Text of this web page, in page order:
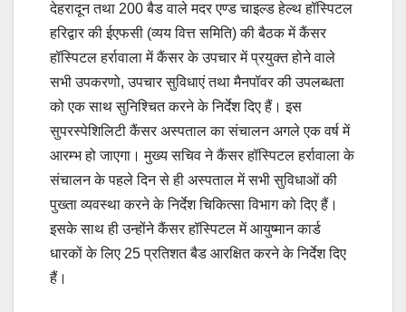
देहरादून तथा 200 बैड वाले मदर एण्ड चाइल्ड हेल्थ हॉस्पिटल
हरिद्वार की ईएफसी (व्यय वित्त समिति) की बैठक में कैंसर
हॉस्पिटल हर्रावाला में कैंसर के उपचार में प्रयुक्त होने वाले
सभी उपकरणो, उपचार सुविधाएं तथा मैनपॉवर की उपलब्धता
को एक साथ सुनिश्चित करने के निर्देश दिए हैं। इस
सुपरस्पेशिलिटी कैंसर अस्पताल का संचालन अगले एक वर्ष में
आरम्भ हो जाएगा। मुख्य सचिव ने कैंसर हॉस्पिटल हर्रावाला के
संचालन के पहले दिन से ही अस्पताल में सभी सुविधाओं की
पुख्ता व्यवस्था करने के निर्देश चिकित्सा विभाग को दिए हैं।
इसके साथ ही उन्होंने कैंसर हॉस्पिटल में आयुष्मान कार्ड
धारकों के लिए 25 प्रतिशत बैड आरक्षित करने के निर्देश दिए
हैं।